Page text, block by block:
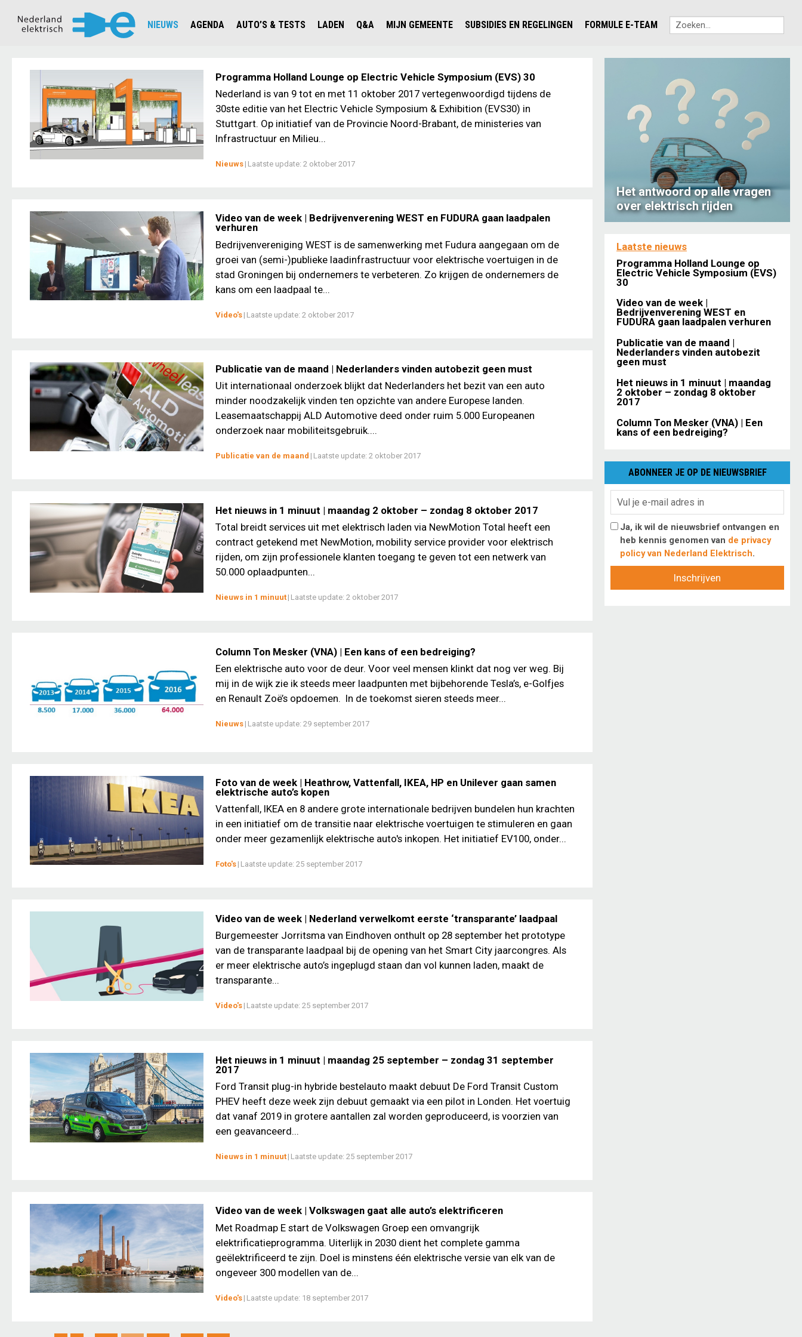
NIEUWS
CIJFERS EN STATISTIEKEN EV'S IN NEDERLAND
AANMELDEN NIEUWSBRIEF
AGENDA
AUTO’S & TESTS
JOUW VOLGENDE AUTO ELEKTRISCH?
LADEN
Q&A
OPLADEN
SLIM LADEN
MIJN GEMEENTE
VVE
SUBSIDIES EN REGELINGEN FORMULE E-TEAM
Programma Holland Lounge op Electric Vehicle Symposium (EVS) 30
Nederland is van 9 tot en met 11 oktober 2017 vertegenwoordigd tijdens de
30ste editie van het Electric Vehicle Symposium & Exhibition (EVS30) in
Stuttgart. Op initiatief van de Provincie Noord-Brabant, de ministeries van
Infrastructuur en Milieu...
Nieuws | Laatste update: 2 oktober 2017
Video van de week | Bedrijvenverening WEST en FUDURA gaan laadpalen
verhuren
Bedrijvenvereniging WEST is de samenwerking met Fudura aangegaan om de
groei van (semi-)publieke laadinfrastructuur voor elektrische voertuigen in de
stad Groningen bij ondernemers te verbeteren. Zo krijgen de ondernemers de
kans om een laadpaal te...
Video's | Laatste update: 2 oktober 2017
Publicatie van de maand | Nederlanders vinden autobezit geen must
Uit internationaal onderzoek blijkt dat Nederlanders het bezit van een auto
minder noodzakelijk vinden ten opzichte van andere Europese landen.
Leasemaatschappij ALD Automotive deed onder ruim 5.000 Europeanen
onderzoek naar mobiliteitsgebruik....
Publicatie van de maand | Laatste update: 2 oktober 2017
Het nieuws in 1 minuut | maandag 2 oktober – zondag 8 oktober 2017
Total breidt services uit met elektrisch laden via NewMotion Total heeft een
contract getekend met NewMotion, mobility service provider voor elektrisch
rijden, om zijn professionele klanten toegang te geven tot een netwerk van
50.000 oplaadpunten...
Nieuws in 1 minuut | Laatste update: 2 oktober 2017
Column Ton Mesker (VNA) | Een kans of een bedreiging?
Een elektrische auto voor de deur. Voor veel mensen klinkt dat nog ver weg. Bij
mij in de wijk zie ik steeds meer laadpunten met bijbehorende Tesla’s, e-Golfjes
en Renault Zoë’s opdoemen. In de toekomst sieren steeds meer...
Nieuws | Laatste update: 29 september 2017
Foto van de week | Heathrow, Vattenfall, IKEA, HP en Unilever gaan samen
elektrische auto’s kopen
Vattenfall, IKEA en 8 andere grote internationale bedrijven bundelen hun krachten
in een initiatief om de transitie naar elektrische voertuigen te stimuleren en gaan
onder meer gezamenlijk elektrische auto's inkopen. Het initiatief EV100, onder...
Foto's | Laatste update: 25 september 2017
Video van de week | Nederland verwelkomt eerste ‘transparante’ laadpaal
Burgemeester Jorritsma van Eindhoven onthult op 28 september het prototype
van de transparante laadpaal bij de opening van het Smart City jaarcongres. Als
er meer elektrische auto’s ingeplugd staan dan vol kunnen laden, maakt de
transparante...
Video's | Laatste update: 25 september 2017
Het nieuws in 1 minuut | maandag 25 september – zondag 31 september
2017
Ford Transit plug-in hybride bestelauto maakt debuut De Ford Transit Custom
PHEV heeft deze week zijn debuut gemaakt via een pilot in Londen. Het voertuig
dat vanaf 2019 in grotere aantallen zal worden geproduceerd, is voorzien van
een geavanceerd...
Nieuws in 1 minuut | Laatste update: 25 september 2017
Video van de week | Volkswagen gaat alle auto’s elektrificeren
Met Roadmap E start de Volkswagen Groep een omvangrijk
elektrificatieprogramma. Uiterlijk in 2030 dient het complete gamma
geëlektrificeerd te zijn. Doel is minstens één elektrische versie van elk van de
ongeveer 300 modellen van de...
Video's | Laatste update: 18 september 2017
Het antwoord op alle vragen
over elektrisch rijden
Laatste nieuws
Programma Holland Lounge op
Electric Vehicle Symposium (EVS)
30
Video van de week |
Bedrijvenverening WEST en
FUDURA gaan laadpalen verhuren
Publicatie van de maand |
Nederlanders vinden autobezit
geen must
Het nieuws in 1 minuut | maandag
2 oktober – zondag 8 oktober
2017
Column Ton Mesker (VNA) | Een
kans of een bedreiging?
ABONNEER JE OP DE NIEUWSBRIEF
Ja, ik wil de nieuwsbrief ontvangen en
heb kennis genomen van de privacy
policy van Nederland Elektrisch.
Inschrijven